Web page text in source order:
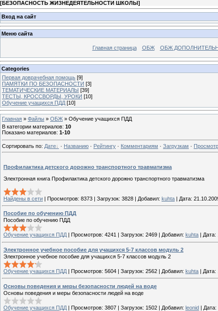
[БЕЗОПАСНОСТЬ ЖИЗНЕДЕЯТЕЛЬНОСТИ ШКОЛЫ]
Вход на сайт
Меню сайта
Главная страница ОБЖ ОБЖ
Categories
Первая доврачебная помощь [9]
ПАМЯТКИ ПО БЕЗОПАСНОСТИ [3]
ТЕМАТИЧЕСКИЕ МАТЕРИАЛЫ [39]
ТЕСТЫ, КРОССВОРДЫ, УРОКИ [10]
Обучение учащихся ПДД [10]
Главная » Файлы » ОБЖ » Обучение учащихся ПДД
В категории материалов: 10
Показано материалов: 1-10
Сортировать по: Дате · Названию · Рейтингу · Комментариям · Загрузкам ·
Профилактика детского дорожно транспортного травматизма
Электронная книга Профилактика детского дорожно транспортного травматизма
Найдены в сети | Просмотров: 8373 | Загрузок: 3828 | Добавил: kuhta | Дата:
Пособие по обучению ПДД
Пособие по обучению ПДД
Обучение учащихся ПДД Просмотров: 4241 Загрузок: 2469 Добавил: kuhta Дата:
Электронное учебное пособие для учащихся 5-7 классов модуль 2
Электронное учебное пособие для учащихся 5-7 классов модуль 2
Обучение учащихся ПДД | Просмотров: 5604 | Загрузок: 2562 | Добавил: kuhta | Дата:
Основы поведения и меры безопасности людей на воде
Основы поведения и меры безопасности людей на воде
Обучение учащихся ПДД | Просмотров: 3807 | Загрузок: 1502 | Добавил: leonid | Дата: